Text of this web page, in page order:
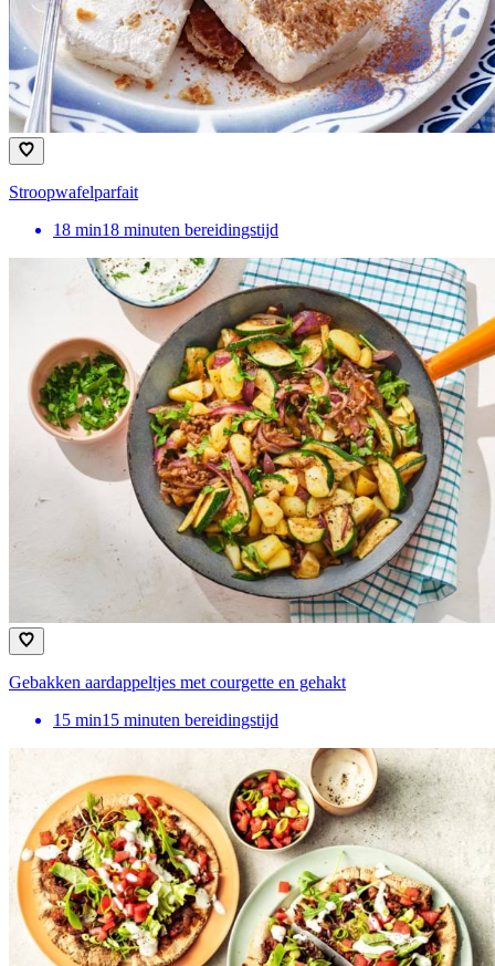
Stroopwafelparfait
18 min18 minuten bereidingstijd
Gebakken aardappeltjes met courgette en gehakt
15 min15 minuten bereidingstijd